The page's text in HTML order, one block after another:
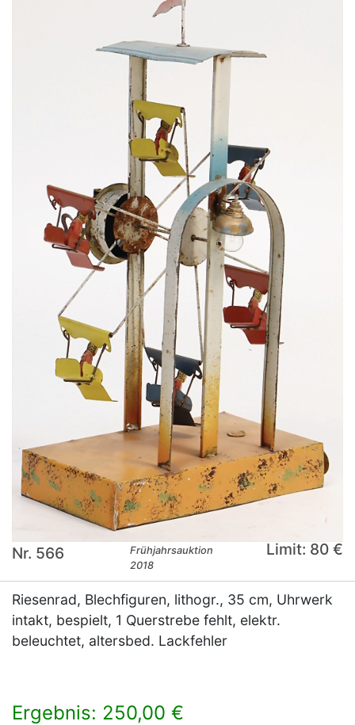
Nr. 566
Frühjahrsauktion
2018
Limit: 80 €
Riesenrad, Blechfiguren, lithogr., 35 cm, Uhrwerk
intakt, bespielt, 1 Querstrebe fehlt, elektr.
beleuchtet, altersbed. Lackfehler
Ergebnis: 250,00 €